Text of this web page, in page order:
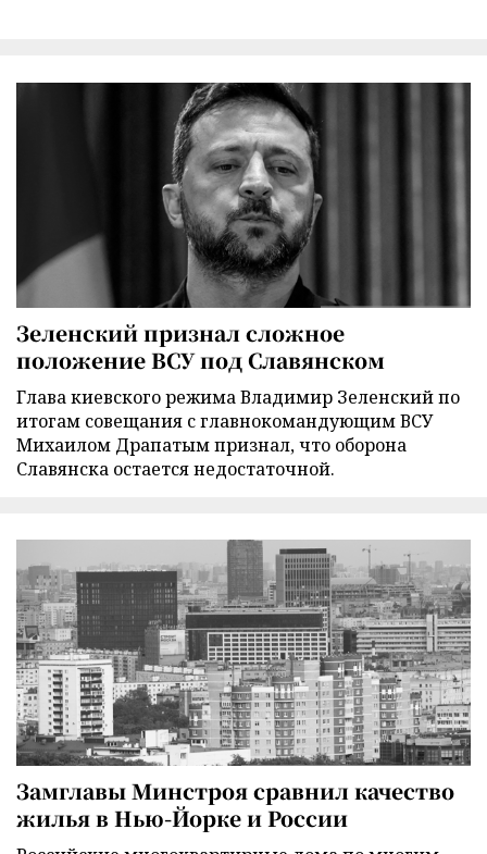
Зеленский признал сложное
положение ВСУ под Славянском
Глава киевского режима Владимир Зеленский по
итогам совещания с главнокомандующим ВСУ
Михаилом Драпатым признал, что оборона
Славянска остается недостаточной.
Замглавы Минстроя сравнил качество
жилья в Нью-Йорке и России